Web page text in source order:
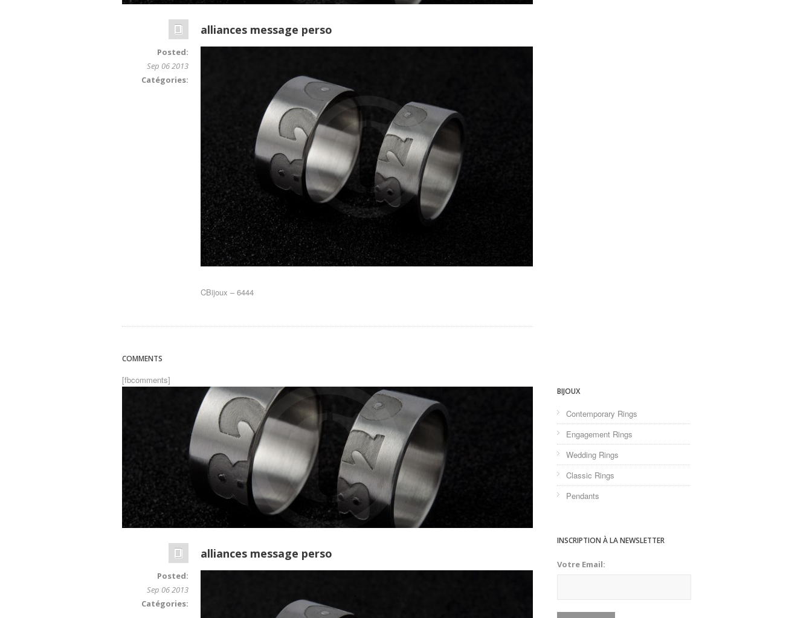
alliances message perso
CBijoux – 6444
Posted:
Sep 06 2013
Catégories:
COMMENTS
[fbcomments]
alliances message perso
Posted:
Sep 06 2013
Catégories:
BIJOUX
Contemporary Rings
Engagement Rings
Wedding Rings
Classic Rings
Pendants
INSCRIPTION À LA NEWSLETTER
Votre Email: